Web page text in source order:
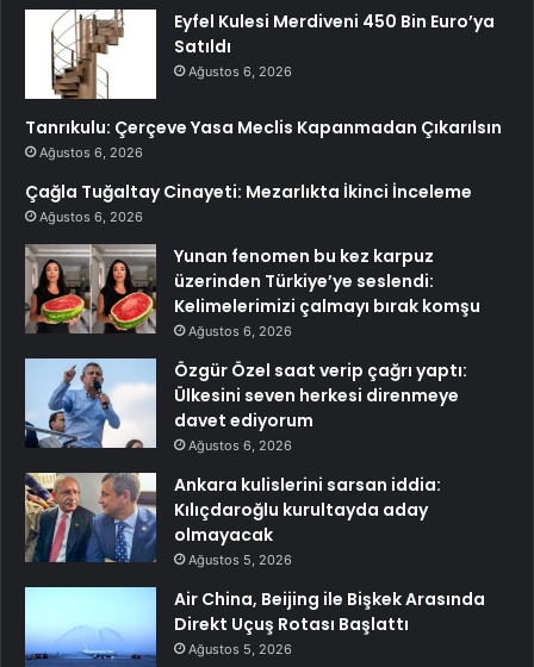
Eyfel Kulesi Merdiveni 450 Bin Euro’ya
Satıldı
Ağustos 6, 2026
Tanrıkulu: Çerçeve Yasa Meclis Kapanmadan Çıkarılsın
Ağustos 6, 2026
Çağla Tuğaltay Cinayeti: Mezarlıkta İkinci İnceleme
Ağustos 6, 2026
Yunan fenomen bu kez karpuz
üzerinden Türkiye’ye seslendi:
Kelimelerimizi çalmayı bırak komşu
Ağustos 6, 2026
Özgür Özel saat verip çağrı yaptı:
Ülkesini seven herkesi direnmeye
davet ediyorum
Ağustos 6, 2026
Ankara kulislerini sarsan iddia:
Kılıçdaroğlu kurultayda aday
olmayacak
Ağustos 5, 2026
Air China, Beijing ile Bişkek Arasında
Direkt Uçuş Rotası Başlattı
Ağustos 5, 2026